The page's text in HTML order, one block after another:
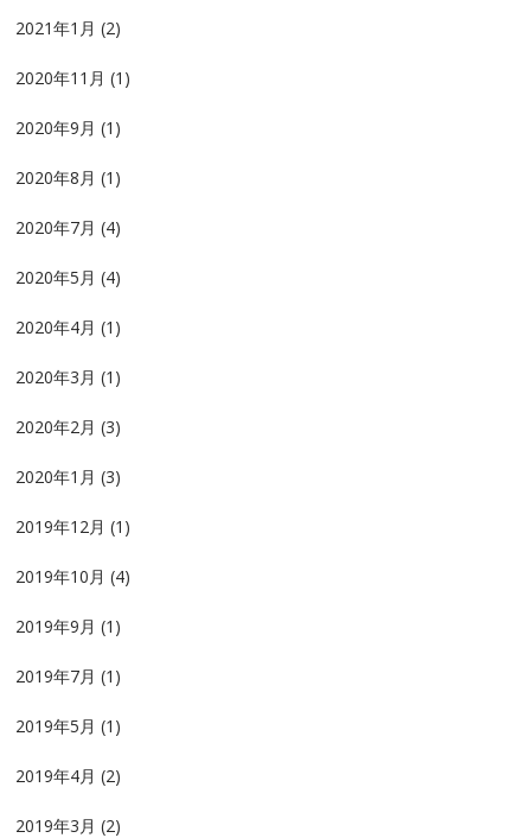
2021年1月 (2)
2020年11月 (1)
2020年9月 (1)
2020年8月 (1)
2020年7月 (4)
2020年5月 (4)
2020年4月 (1)
2020年3月 (1)
2020年2月 (3)
2020年1月 (3)
2019年12月 (1)
2019年10月 (4)
2019年9月 (1)
2019年7月 (1)
2019年5月 (1)
2019年4月 (2)
2019年3月 (2)